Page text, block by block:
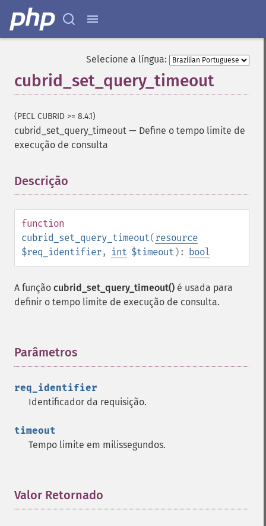
Selecione a língua:
cubrid_set_query_timeout
(PECL CUBRID >= 8.4.1)
cubrid_set_query_timeout — Define o tempo limite de
execução de consulta
Descrição
function
cubrid_set_query_timeout(resource
$req_identifier, int $timeout ): bool
A função cubrid_set_query_timeout() é usada para
definir o tempo limite de execução de consulta.
Parâmetros
req_identifier
Identificador da requisição.
timeout
Tempo limite em milissegundos.
Valor Retornado